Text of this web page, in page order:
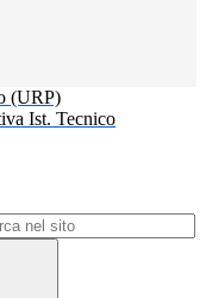
(URP)
Ist. Tecnico